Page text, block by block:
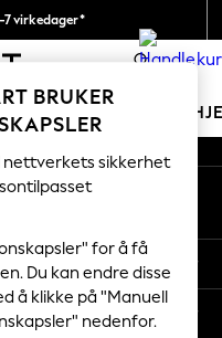
7 virkedager*
0
KVINNER
BRUKER
nettverkets sikkerhet
for å få
Du kan endre disse
å klikke på "Manuell
nedenfor.